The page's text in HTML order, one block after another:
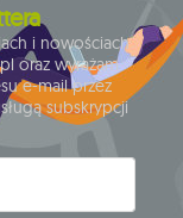
i nowościach
oraz wyrażam
e-mail przez
subskrypcji